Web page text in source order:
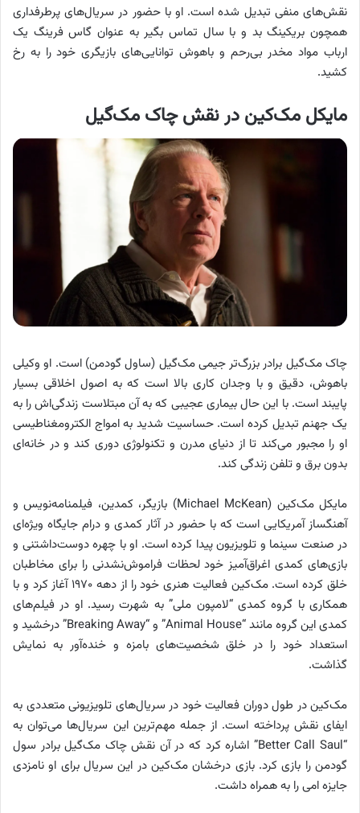
نقش‌های منفی تبدیل شده است. او با حضور در سریال‌های پرطرفداری
همچون بریکینگ بد و با سال تماس بگیر به عنوان گاس فرینگ یک
ارباب مواد مخدر بی‌رحم و باهوش توانایی‌های بازیگری خود را به رخ
کشید.
مایکل مک‌کین در نقش چاک مک‌گیل
چاک مک‌گیل برادر بزرگ‌تر جیمی مک‌گیل (ساول گودمن) است. او وکیلی
باهوش، دقیق و با وجدان کاری بالا است که به اصول اخلاقی بسیار
پایبند است. با این حال بیماری عجیبی که به آن مبتلاست زندگی‌اش را به
یک جهنم تبدیل کرده است. حساسیت شدید به امواج الکترومغناطیسی
او را مجبور می‌کند تا از دنیای مدرن و تکنولوژی دوری کند و در خانه‌ای
بدون برق و تلفن زندگی کند.
مایکل مک‌کین (Michael McKean) بازیگر، کمدین، فیلمنامه‌نویس و
آهنگساز آمریکایی است که با حضور در آثار کمدی و درام جایگاه ویژه‌ای
در صنعت سینما و تلویزیون پیدا کرده است. او با چهره دوست‌داشتنی و
بازی‌های کمدی اغراق‌آمیز خود لحظات فراموش‌نشدنی را برای مخاطبان
خلق کرده است. مک‌کین فعالیت هنری خود را از دهه ۱۹۷۰ آغاز کرد و با
همکاری با گروه کمدی “لامپون ملی” به شهرت رسید. او در فیلم‌های
کمدی این گروه مانند “Animal House” و “Breaking Away” درخشید و
استعداد خود را در خلق شخصیت‌های بامزه و خنده‌آور به نمایش
گذاشت.
مک‌کین در طول دوران فعالیت خود در سریال‌های تلویزیونی متعددی به
ایفای نقش پرداخته است. از جمله مهم‌ترین این سریال‌ها می‌توان به
“Better Call Saul” اشاره کرد که در آن نقش چاک مک‌گیل برادر سول
گودمن را بازی کرد. بازی درخشان مک‌کین در این سریال برای او نامزدی
جایزه امی را به همراه داشت.